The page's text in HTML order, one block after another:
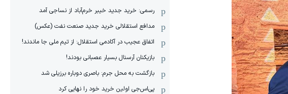
رسمی: خرید جدید خیبر خرم‌آباد از نساجی آمد
مدافع استقلالی خرید جدید صنعت نفت (عکس)
اتفاق عجیب در آکادمی استقلال: از تیم ملی جا ماندند!
بازیکنان آرسنال بسیار عصبانی بودند!
بازگشت به محل جرم: باصری دوباره برزیلی شد
پی‌اس‌جی اولین خرید خود را نهایی کرد